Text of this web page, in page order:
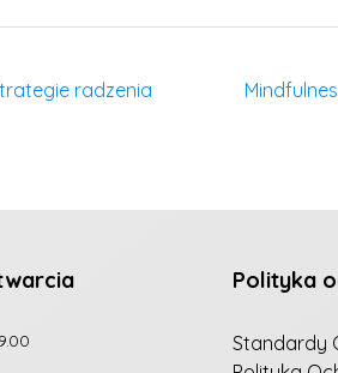
radzenia
Polityka
Standardy